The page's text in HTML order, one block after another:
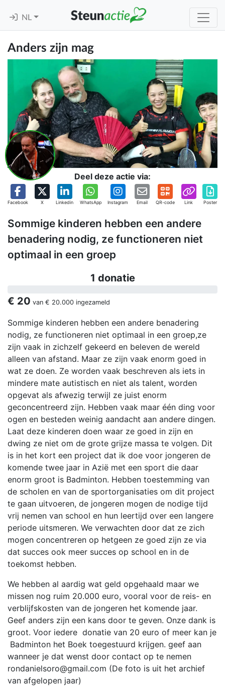
NL
Anders zijn mag
Deel deze actie via:
Facebook X Linkedin WhatsApp Instagram Email QR-code Link Poster
Sommige kinderen hebben een andere
benadering nodig, ze functioneren niet
optimaal in een groep
1 donatie
€ 20 van € 20.000 ingezameld
Sommige kinderen hebben een andere benadering
nodig, ze functioneren niet optimaal in een groep,ze
zijn vaak in zichzelf gekeerd en beleven de wereld
alleen van afstand. Maar ze zijn vaak enorm goed in
wat ze doen. Ze worden vaak beschreven als iets in
mindere mate autistisch en niet als talent, worden
opgevat als afwezig terwijl ze juist enorm
geconcentreerd zijn. Hebben vaak maar één ding voor
ogen en besteden weinig aandacht aan andere dingen.
Laat deze kinderen doen waar ze goed in zijn en
dwing ze niet om de grote grijze massa te volgen. Dit
is in het kort een project dat ik doe voor jongeren de
komende twee jaar in Azië met een sport die daar
enorm groot is Badminton. Hebben toestemming van
de scholen en van de sportorganisaties om dit project
te gaan uitvoeren, de jongeren mogen de nodige tijd
vrij nemen van school en hun leertijd over een langere
periode uitsmeren. We verwachten door dat ze zich
mogen concentreren op hetgeen ze goed zijn ze via
dat succes ook meer succes op school en in de
toekomst hebben.
We hebben al aardig wat geld opgehaald maar we
missen nog ruim 20.000 euro, vooral voor de reis- en
verblijfskosten van de jongeren het komende jaar.
Geef anders zijn een kans door te geven. Onze dank is
groot. Voor iedere donatie van 20 euro of meer kan je
Badminton het Boek toegestuurd krijgen. geef aan
wanneer je dat wenst door contact op te nemen
rondanielsoro@gmail.com (De foto is uit het archief
van afgelopen jaar)